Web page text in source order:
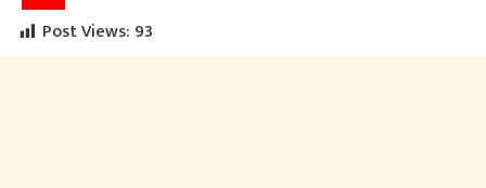
Post Views: 93